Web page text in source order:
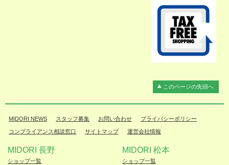
このページの先頭へ
MIDORI NEWS スタッフ募集 お問い合わせ プライバシーポリシー
コンプライアンス相談窓口 サイトマップ 運営会社情報
MIDORI 長野
ショップ一覧
MIDORI 松本
ショップ一覧